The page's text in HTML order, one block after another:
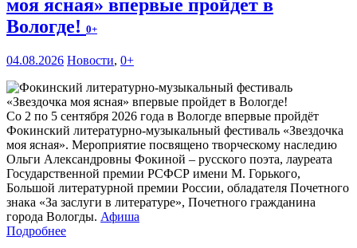
моя ясная» впервые пройдет в
Вологде! 0+
04.08.2026 Новости, 0+
Со 2 по 5 сентября 2026 года в Вологде впервые пройдёт
Фокинский литературно-музыкальный фестиваль «Звездочка
моя ясная». Мероприятие посвящено творческому наследию
Ольги Александровны Фокиной – русского поэта, лауреата
Государственной премии РСФСР имени М. Горького,
Большой литературной премии России, обладателя Почетного
знака «За заслуги в литературе», Почетного гражданина
города Вологды. Афиша
Подробнее